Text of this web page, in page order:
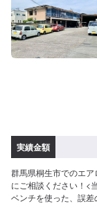
実績金額
群馬県桐生市でのエ
にご相談ください！<
ベンチを使った、誤差